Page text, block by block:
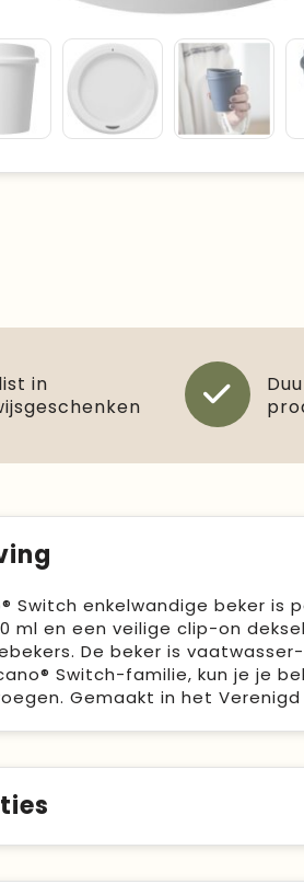
in
Switch enkelwandige beker
ml en een veilige clip-on
De beker is
Switch-familie, kun je je
Gemaakt in het Verenigd